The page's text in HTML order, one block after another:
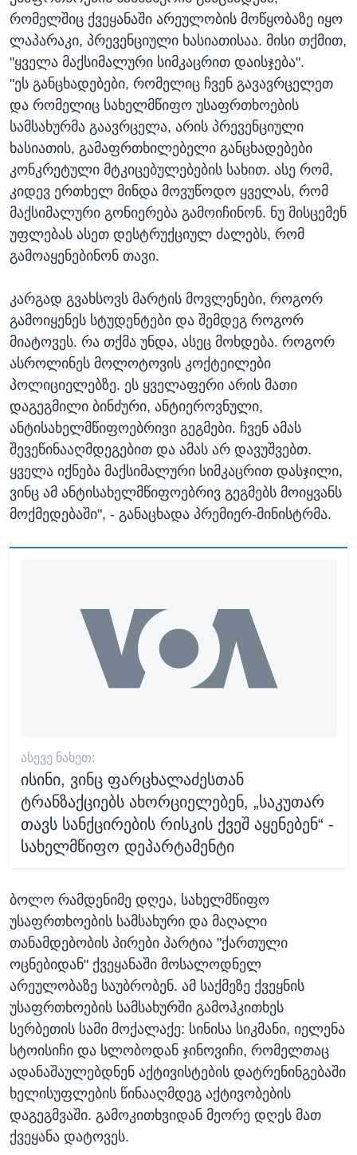
რომელშიც ქვეყანაში არეულობის მოწყობაზე იყო
ლაპარაკი, პრევენციული ხასიათისაა. მისი თქმით,
"ყველა მაქსიმალური სიმკაცრით დაისჯება".
"ეს განცხადებები, რომელიც ჩვენ გავავრცელეთ
და რომელიც სახელმწიფო უსაფრთხოების
სამსახურმა გაავრცელა, არის პრევენციული
ხასიათის, გამაფრთხილებელი განცხადებები
კონკრეტული მტკიცებულებების სახით. ასე რომ,
კიდევ ერთხელ მინდა მოვუწოდო ყველას, რომ
მაქსიმალური გონიერება გამოიჩინონ. ნუ მისცემენ
უფლებას ასეთ დესტრუქციულ ძალებს, რომ
გამოაყენებინონ თავი.
კარგად გვახსოვს მარტის მოვლენები, როგორ
გამოიყენეს სტუდენტები და შემდეგ როგორ
მიატოვეს. რა თქმა უნდა, ასეც მოხდება. როგორ
ასროლინეს მოლოტოვის კოქტეილები
პოლიციელებზე. ეს ყველაფერი არის მათი
დაგეგმილი ბინძური, ანტიეროვნული,
ანტისახელმწიფოებრივი გეგმები. ჩვენ ამას
შევეწინააღმდეგებით და ამას არ დავუშვებთ.
ყველა იქნება მაქსიმალური სიმკაცრით დასჯილი,
ვინც ამ ანტისახელმწიფოებრივ გეგმებს მოიყვანს
მოქმედებაში", - განაცხადა პრემიერ-მინისტრმა.
ᲐᲡᲔᲕᲔ ᲜᲐᲮᲔᲗ:
ისინი, ვინც ფარცხალაძესთან
ტრანზაქციებს ახორციელებენ, „საკუთარ
თავს სანქცირების რისკის ქვეშ აყენებენ“ -
სახელმწიფო დეპარტამენტი
ბოლო რამდენიმე დღეა, სახელმწიფო
უსაფრთხოების სამსახური და მაღალი
თანამდებობის პირები პარტია "ქართული
ოცნებიდან" ქვეყანაში მოსალოდნელ
არეულობაზე საუბრობენ. ამ საქმეზე ქვეყნის
უსაფრთხოების სამსახურში გამოჰკითხეს
სერბეთის სამი მოქალაქე: სინისა სიკმანი, იელენა
სტოისიჩი და სლობოდან ჯინოვიჩი, რომელთაც
ადანაშაულებდნენ აქტივისტების დატრენინგებაში
ხელისუფლების წინააღმდეგ აქტივობების
დაგეგმვაში. გამოკითხვიდან მეორე დღეს მათ
ქვეყანა დატოვეს.